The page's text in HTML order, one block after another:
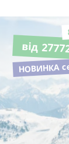
від
НОВИНКА